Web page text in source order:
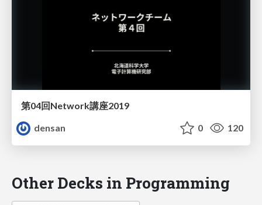
第04回Network講座2019
densan
0 120
Other Decks in Programming